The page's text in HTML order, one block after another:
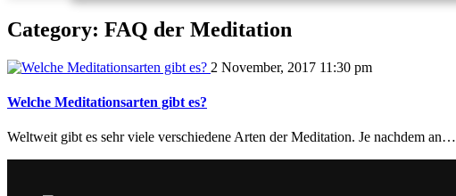
Category: FAQ der Meditation
2 November, 2017 11:30 pm
Welche Meditationsarten gibt es?
Weltweit gibt es sehr viele verschiedene Arten der Meditation. Je nachdem an…